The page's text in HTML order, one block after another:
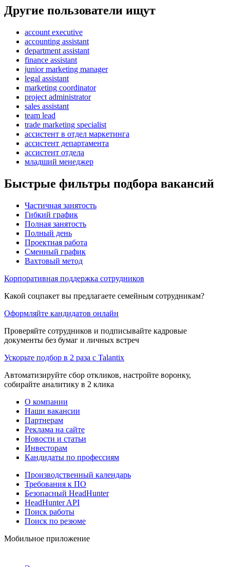
Другие пользователи ищут
account executive
accounting assistant
department assistant
finance assistant
junior marketing manager
legal assistant
marketing coordinator
project administrator
sales assistant
team lead
trade marketing specialist
ассистент в отдел маркетинга
ассистент департамента
ассистент отдела
младший менеджер
Быстрые фильтры подбора вакансий
Частичная занятость
Гибкий график
Полная занятость
Полный день
Проектная работа
Сменный график
Вахтовый метод
Корпоративная поддержка сотрудников
Какой соцпакет вы предлагаете семейным сотрудникам?
Оформляйте кандидатов онлайн
Проверяйте сотрудников и подписывайте кадровые
документы без бумаг и личных встреч
Ускорьте подбор в 2 раза с Talantix
Автоматизируйте сбор откликов, настройте воронку,
собирайте аналитику в 2 клика
О компании
Наши вакансии
Партнерам
Реклама на сайте
Новости и статьи
Инвесторам
Кандидаты по профессиям
Производственный календарь
Требования к ПО
Безопасный HeadHunter
HeadHunter API
Поиск работы
Поиск по резюме
Мобильное приложение